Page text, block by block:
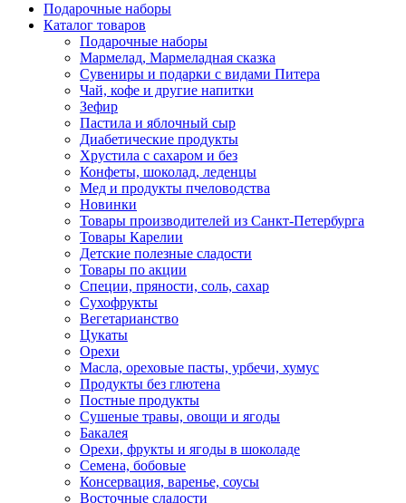
Подарочные наборы
Каталог товаров
Подарочные наборы
Мармелад, Мармеладная сказка
Сувениры и подарки с видами Питера
Чай, кофе и другие напитки
Зефир
Пастила и яблочный сыр
Диабетические продукты
Хрустила с сахаром и без
Конфеты, шоколад, леденцы
Мед и продукты пчеловодства
Новинки
Товары производителей из Санкт-Петербурга
Товары Карелии
Детские полезные сладости
Товары по акции
Специи, пряности, соль, сахар
Сухофрукты
Вегетарианство
Цукаты
Орехи
Масла, ореховые пасты, урбечи, хумус
Продукты без глютена
Постные продукты
Сушеные травы, овощи и ягоды
Бакалея
Орехи, фрукты и ягоды в шоколаде
Семена, бобовые
Консервация, варенье, соусы
Восточные сладости